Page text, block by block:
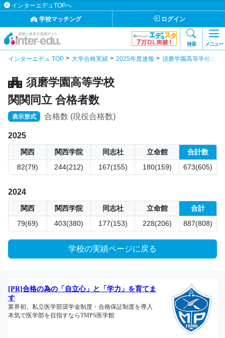
インターエデュTOPへ
学校マッチング
ログイン
検索 メニュー
インターエデュ TOP 大学合格実績 2025年度速報 須磨学園高等学校の合
須磨学園高等学校
関関同立 合格者数
表示形式 合格数 (現役合格数)
2025
関西 関西学院 同志社 立命館
合計数
82(79)
244(212) 167(155) 180(159) 673(605)
2024
関西 関西学院 同志社 立命館
合計
79(69)
403(380) 177(153) 228(206) 887(808)
学校の実績ページに戻る